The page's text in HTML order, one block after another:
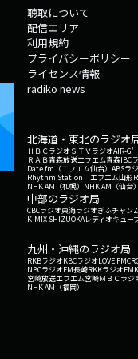
聴取について
配信エリア
利用規約
プライバシーポリシー
ライセンス情報
radiko news
北海道・東北のラジオ
ＨＢＣラジオＳＴＶラジオAIR-G'
ＲＡＢ青森放送エフエム青森IBC
Date fm（エフエム仙台） ABSラ
Rhythm Station エフエム山形
NHK AM（札幌） NHK AM（仙台
中部のラジオ局
CBCラジオ東海ラジオぎふチャン
K-MIX SHIZUOKAレディオキュー
九州・沖縄のラジオ局
RKBラジオKBCラジオLOVE FM
NBCラジオFM長崎RKKラジオ
宮崎放送エフエム宮崎ＭＢＣラジ
NHK AM（福岡）